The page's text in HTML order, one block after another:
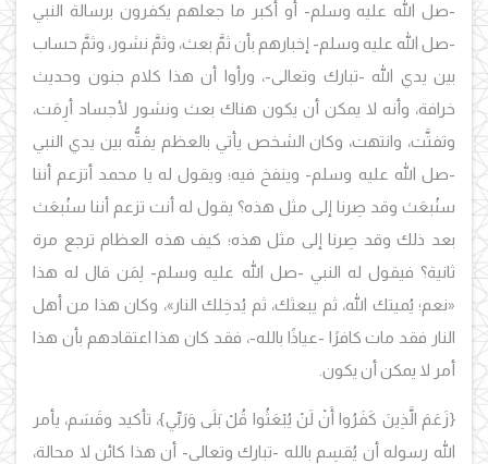
-صل الله عليه وسلم- أو أكبر ما جعلهم يكفرون برسالة النبي
-صل الله عليه وسلم- إخبارهم بأن ثمَّ بعث، وثمَّ نشور، وثمَّ حساب
بين يدي الله -تبارك وتعالى-، ورأوا أن هذا كلام جنون وحديث
خرافة، وأنه لا يمكن أن يكون هناك بعث ونشور لأجساد أرِمَت،
وتفتَّت، وانتهت، وكان الشخص يأتي بالعظم يفتُّه بين يدي النبي
-صل الله عليه وسلم- وينفخ فيه؛ ويقول له يا محمد أتزعم أننا
سنُبعَث وقد صِرنا إلى مثل هذه؟ يقول له أنت تزعم أننا سنُبعَث
بعد ذلك وقد صِرنا إلى مثل هذه؛ كيف هذه العظام ترجع مرة
ثانية؟ فيقول له النبي -صل الله عليه وسلم- لِمَن قال له هذا
«نعم؛ يُميتك الله، ثم يبعثك، ثم يُدخِلك النار»، وكان هذا من أهل
النار فقد مات كافرًا -عياذًا بالله-، فقد كان هذا اعتقادهم بأن هذا
أمر لا يمكن أن يكون.
{زَعَمَ الَّذِينَ كَفَرُوا أَنْ لَنْ يُبْعَثُوا قُلْ بَلَى وَرَبِّي}، تأكيد وقَسَم، يأمر
الله رسوله أن يُقسِم بالله -تبارك وتعالى- أن هذا كائن لا محالة،